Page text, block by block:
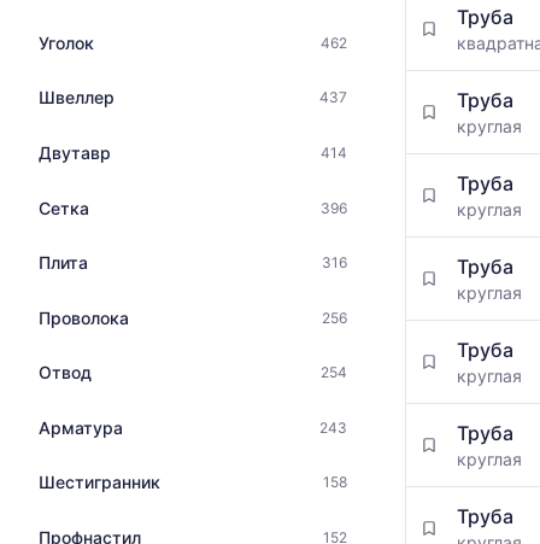
Уголок 462
Швеллер 437
Двутавр 414
Сетка 396
Плита 316
Проволока 256
Отвод 254
Арматура 243
Шестигранник 158
Профнастил 152
данным
прайс-
поставщиков
последний
месяц.
Статистика
актуальным
и
обновляется
по
прайс-
листов.
цен
металлопрокат
указанием
поставщиков
по
запросу
Труба
Труба
круглая
Труба
круглая
Труба
круглая
Труба
круглая
Труба
круглая
Труба